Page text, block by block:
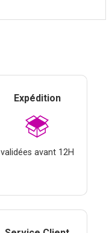
Expédition
validées avant 12H